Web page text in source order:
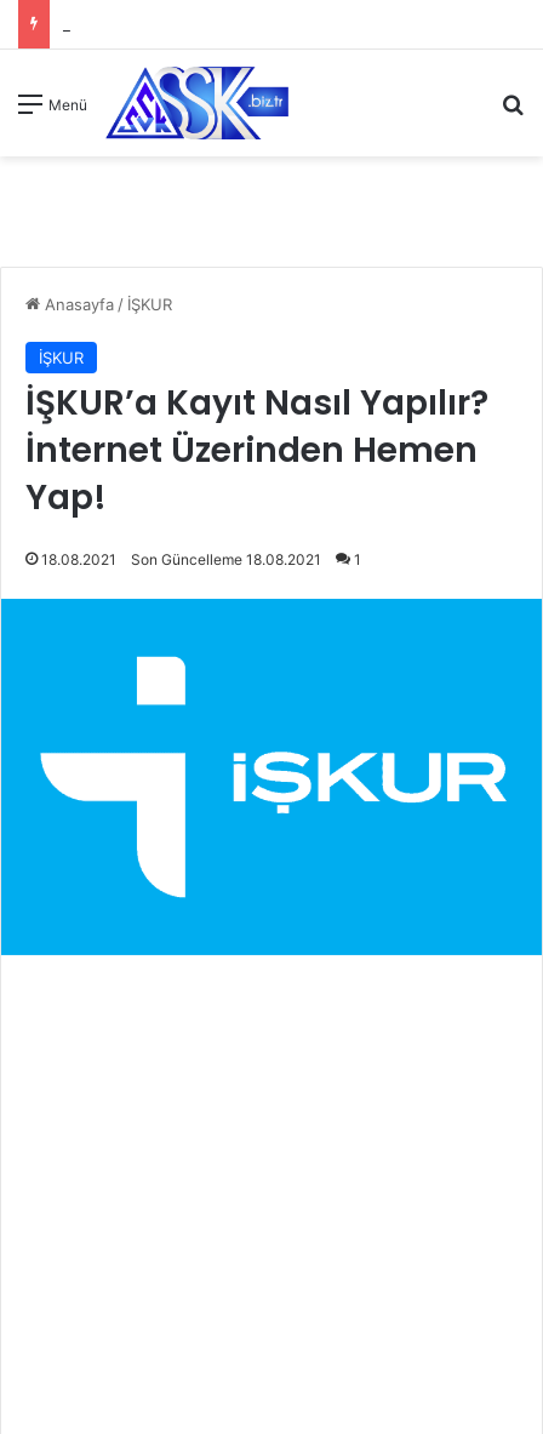
Menü
Anasayfa / İŞKUR
İŞKUR
İŞKUR’a Kayıt Nasıl Yapılır?
İnternet Üzerinden Hemen
Yap!
18.08.2021 Son Güncelleme 18.08.2021 1